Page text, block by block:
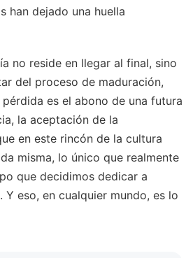
han dejado una huella
no reside en llegar al final, sino
del proceso de maduración,
es el abono de una futura
la aceptación de la
en este rincón de la cultura
misma, lo único que realmente
que decidimos dedicar a
Y eso, en cualquier mundo, es lo